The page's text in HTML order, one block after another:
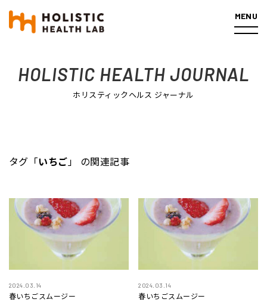
MENU
ホーム 記事一覧 タグ「いちご」の関連記事
HOLISTIC HEALTH JOURNAL
ホリスティックヘルス ジャーナル
タグ「いちご」 の関連記事
2024.03.14
春いちごスムージー
2024.03.14
春いちごスムージー